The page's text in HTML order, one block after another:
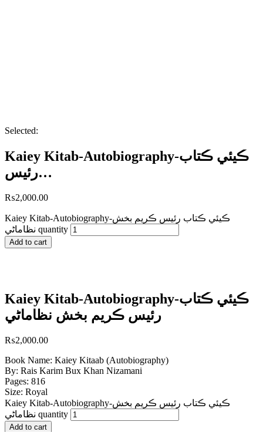
Selected:
Kaiey Kitab-Autobiography-ڪيئي ڪتاب
رئيس…
₨2,000.00
Kaiey Kitab-Autobiography-ڪيئي ڪتاب رئيس ڪريم بخش
نظاماڻي quantity
Add to cart
Kaiey Kitab-Autobiography-ڪيئي ڪتاب
رئيس ڪريم بخش نظاماڻي
₨2,000.00
Book Name: Kaiey Kitaab (Autobiography)
By: Rais Karim Bux Khan Nizamani
Pages: 816
Size: Royal
Kaiey Kitab-Autobiography-ڪيئي ڪتاب رئيس ڪريم بخش
نظاماڻي quantity
Add to cart